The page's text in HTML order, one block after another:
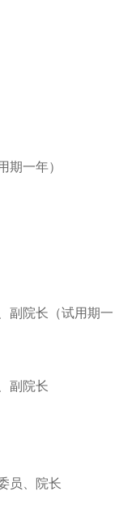
期一年）
副院长（试用期一
副院长
员、院长